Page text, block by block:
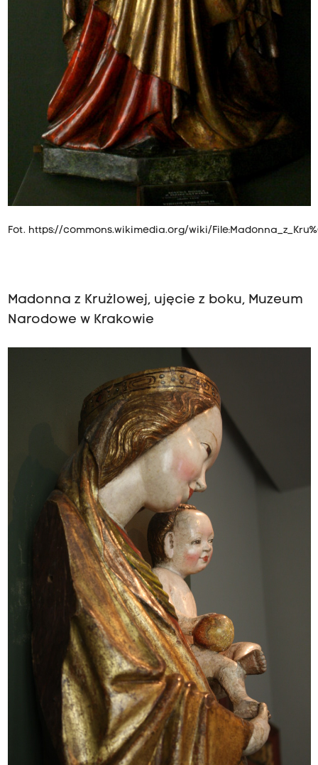
Fot. https://commons.wikimedia.org/wiki/
Madonna z Krużlowej, ujęcie z boku, Muzeum
Narodowe w Krakowie